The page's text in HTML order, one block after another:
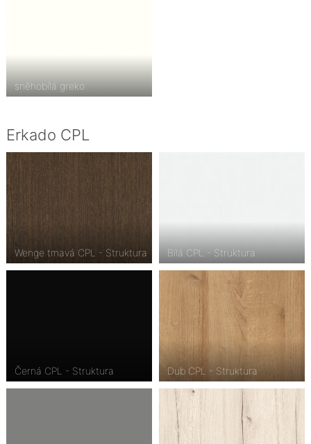
sněhobílá greko
Erkado CPL
Wenge tmavá CPL - Struktura Bílá CPL - Struktura
Černá CPL - Struktura Dub CPL - Struktura